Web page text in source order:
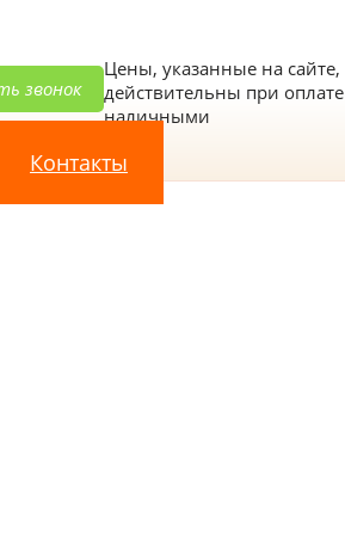
звонок
Цены, указанные на сайте,
действительны при оплате
наличными
Контакты